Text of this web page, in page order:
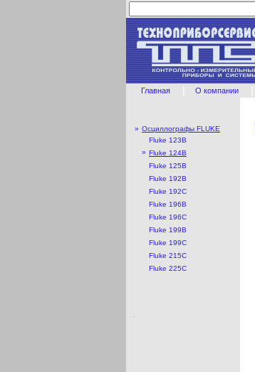
Главная О компании
» Осциллографы FLUKE
Fluke 123B
» Fluke 124B
Fluke 125B
Fluke 192B
Fluke 192С
Fluke 196B
Fluke 196С
Fluke 199B
Fluke 199С
Fluke 215С
Fluke 225С